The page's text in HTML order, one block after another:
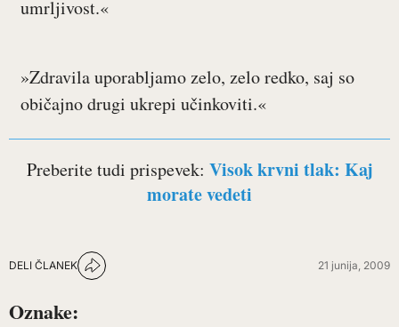
umrljivost.«
»Zdravila uporabljamo zelo, zelo redko, saj so
običajno drugi ukrepi učinkoviti.«
Preberite tudi prispevek: Visok krvni tlak: Kaj
morate vedeti
DELI ČLANEK 21 junija, 2009
Oznake: